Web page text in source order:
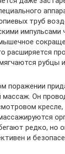
труб
импульсами
расширяется
рубцы
поражении
массаж. Он
кресле,
редко, но
и